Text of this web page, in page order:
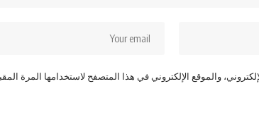
والموقع الإلكتروني في هذا المتصفح لاستخدامها المرة